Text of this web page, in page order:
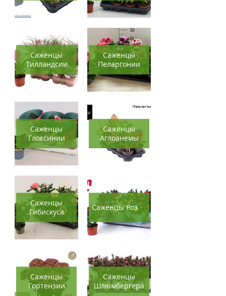
Саженцы
Тилландсии
Саженцы
Пеларгонии
Саженцы
Глоксинии
Саженцы
Аглоанемы
Саженцы
Гибискуса
Саженцы Роз
Саженцы
Гортензии
Саженцы
Шлюмбергера